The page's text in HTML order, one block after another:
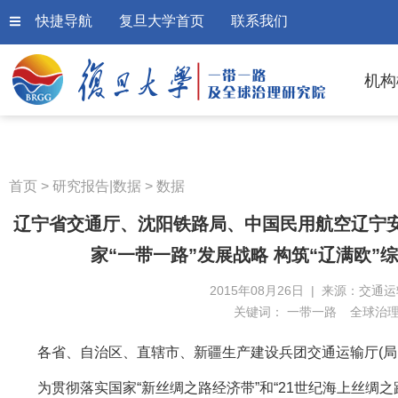
快捷导航 复旦大学首页 联系我们
机
首页 > 研究报告|数据 > 数据
辽宁省交通厅、沈阳铁路局、中国民用航空辽
家“一带一路”发展战略 构筑“辽满欧”
2015年08月26日 | 来源：交通
关键词： 一带一路 全球治
各省、自治区、直辖市、新疆生产建设兵团交通运输厅(
为贯彻落实国家“新丝绸之路经济带”和“21世纪海上丝绸